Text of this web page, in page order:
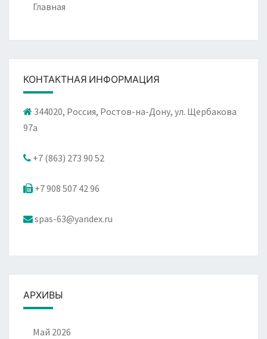
Главная
КОНТАКТНАЯ ИНФОРМАЦИЯ
344020, Россия, Ростов-на-Дону, ул. Щербакова
97а
+7 (863) 273 90 52
+7 908 507 42 96
spas-63@yandex.ru
АРХИВЫ
Май 2026